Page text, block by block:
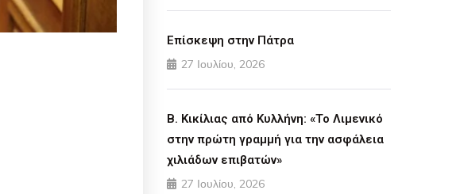
Επίσκεψη στην Πάτρα
27 Ιουλίου, 2026
Β. Κικίλιας από Κυλλήνη: «Το Λιμενικό
στην πρώτη γραμμή για την ασφάλεια
χιλιάδων επιβατών»
27 Ιουλίου, 2026